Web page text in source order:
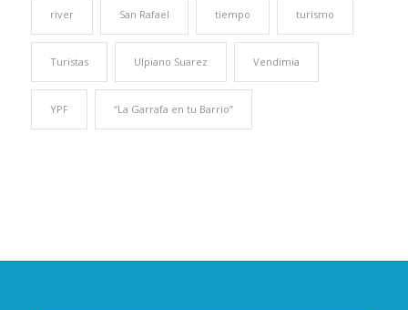
river San Rafael tiempo turismo
Turistas Ulpiano Suarez Vendimia
YPF “La Garrafa en tu Barrio”